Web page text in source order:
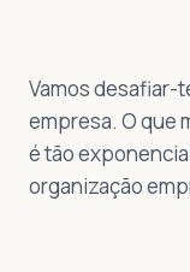
Vamos desafiar-
empresa. O que
é tão
organização